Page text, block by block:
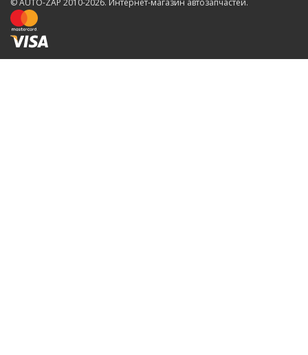
© AUTO-ZAP 2010-2026. Интернет-магазин автозапчастей.